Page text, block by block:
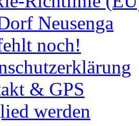
Neusenga
noch!
& GPS
werden